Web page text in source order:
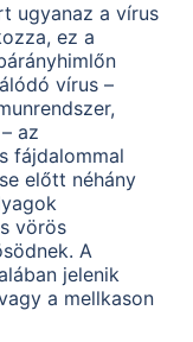
ugyanaz a vírus
ez a
vírus –
az
fájdalommal
előtt néhány
vörös
A
jelenik
a mellkason